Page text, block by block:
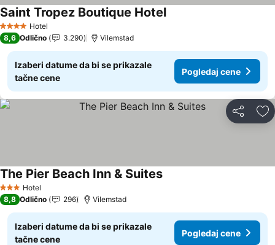
4 ZvezdiceHotel
Saint Tropez Boutique HotelPogledaj cene
8,6 Odlično 3.290 Vilemstad
Izaberi datume da bi se prikazale
tačne cene
Pogledaj cene
Deli
3 Zvezdice
Hotel
The Pier Beach Inn & SuitesPogledaj cene
8,8 Odlično 296 Vilemstad
Izaberi datume da bi se prikazale
tačne cene
Pogledaj cene